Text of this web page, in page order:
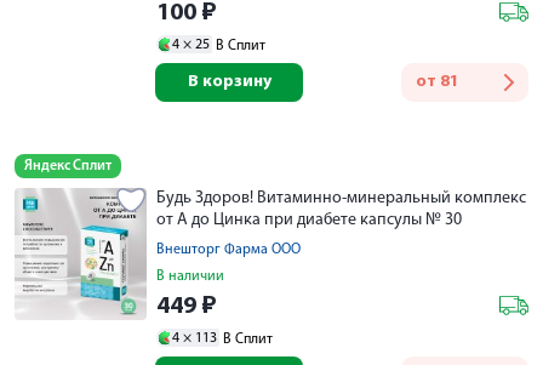
100 ₽
4 × 25 В Сплит
от 81
В корзину
Яндекс Сплит
Будь Здоров! Витаминно-минеральный комплекс
от А до Цинка при диабете капсулы № 30
Внешторг Фарма ООО
В наличии
449 ₽
4 × 113 В Сплит